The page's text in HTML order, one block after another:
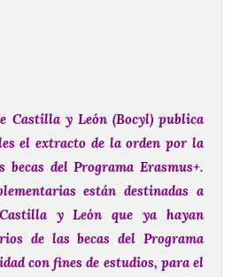
Castilla y León (Bocyl) publica
el extracto de la orden por la
becas del Programa Erasmus+.
están destinadas a
y León que ya hayan
de las becas del Programa
con fines de estudios, para el